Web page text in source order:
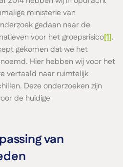
ministerie van
gedaan naar de
voor het groepsrisico[1].
gekomen dat we het
Hier hebben wij voor het
vertaald naar ruimtelijk
Deze onderzoeken zijn
de huidige
van